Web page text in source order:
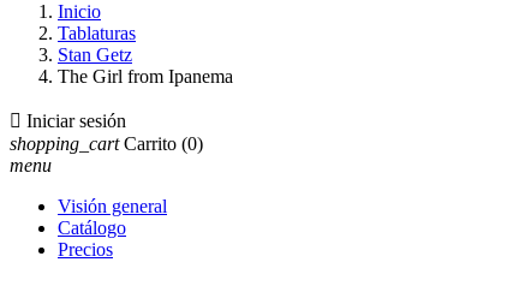
Inicio
Tablaturas
Stan Getz
The Girl from Ipanema
 Iniciar sesión
shopping_cart Carrito (0)
menu
Visión general
Catálogo
Precios